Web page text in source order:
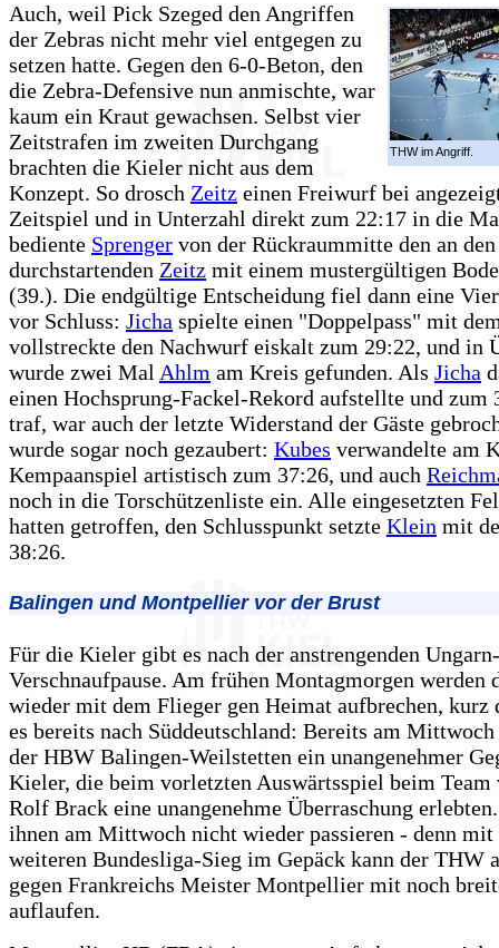
THW im Angriff.
Auch, weil Pick Szeged den Angriffen
der Zebras nicht mehr viel entgegen zu
setzen hatte. Gegen den 6-0-Beton, den
die Zebra-Defensive nun anmischte, war
kaum ein Kraut gewachsen. Selbst vier
Zeitstrafen im zweiten Durchgang
brachten die Kieler nicht aus dem
Konzept. So drosch Zeitz einen Freiwurf bei
Zeitspiel und in Unterzahl direkt zum 22:17 in die
bediente Sprenger von der Rückraummitte den an
durchstartenden Zeitz mit einem mustergültigen
(39.). Die endgültige Entscheidung fiel dann eine
vor Schluss: Jicha spielte einen "Doppelpass" mit
vollstreckte den Nachwurf eiskalt zum 29:22, und in
wurde zwei Mal Ahlm am Kreis gefunden. Als Jicha
einen Hochsprung-Fackel-Rekord aufstellte und zum
traf, war auch der letzte Widerstand der Gäste
wurde sogar noch gezaubert: Kubes verwandelte am
Kempaanspiel artistisch zum 37:26, und auch
noch in die Torschützenliste ein. Alle eingesetzten
hatten getroffen, den Schlusspunkt setzte Klein mit
38:26.
Balingen und Montpellier vor der Brust
Für die Kieler gibt es nach der anstrengenden
Verschnaufpause. Am frühen Montagmorgen werden
wieder mit dem Flieger gen Heimat aufbrechen, kurz
es bereits nach Süddeutschland: Bereits am
der HBW Balingen-Weilstetten ein unangenehmer
Kieler, die beim vorletzten Auswärtsspiel beim Team
Rolf Brack eine unangenehme Überraschung
ihnen am Mittwoch nicht wieder passieren - denn mit
weiteren Bundesliga-Sieg im Gepäck kann der THW
gegen Frankreichs Meister Montpellier mit noch
auflaufen.